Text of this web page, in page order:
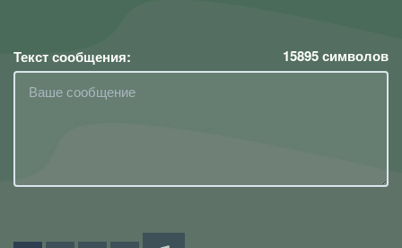
Текст сообщения: 15895символов